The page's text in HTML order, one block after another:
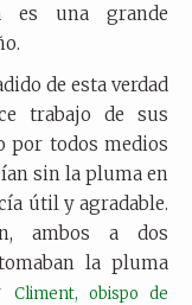
es una grande
de esta verdad
trabajo de sus
por todos medios
sin la pluma en
útil y agradable.
ambos a dos
la pluma
Climent, obispo de